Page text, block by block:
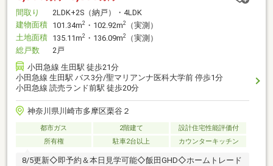
間取り
2LDK+2S（納戸）・4LDK
建物面積 101.34m2 ・102.92m2
（実測）
土地面積 135.11m2 ・136.09m2
（実測）
総戸数
2戸
小田急線 生田駅 徒歩21分
小田急線 生田駅 バス3分/聖マリアンナ医科大学前 停歩1分
小田急線 読売ランド前駅 徒歩20分
神奈川県川崎市多摩区栗谷２
都市ガス 2階建て
設計住宅性能評価付
所有権
駐車2台以上 カウンターキッチン
8/5更新◇即予約＆本日見学可能◇飯田GHD◇ホームトレード